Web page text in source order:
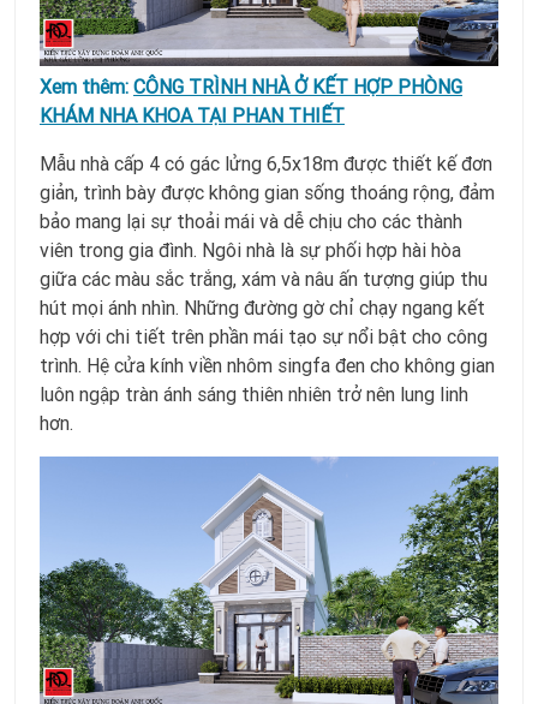
Xem thêm: CÔNG TRÌNH NHÀ Ở KẾT HỢP PHÒNG
KHÁM NHA KHOA TẠI PHAN THIẾT
Mẫu nhà cấp 4 có gác lửng 6,5x18m được thiết kế đơn
giản, trình bày được không gian sống thoáng rộng, đảm
bảo mang lại sự thoải mái và dễ chịu cho các thành
viên trong gia đình. Ngôi nhà là sự phối hợp hài hòa
giữa các màu sắc trắng, xám và nâu ấn tượng giúp thu
hút mọi ánh nhìn. Những đường gờ chỉ chạy ngang kết
hợp với chi tiết trên phần mái tạo sự nổi bật cho công
trình. Hệ cửa kính viền nhôm singfa đen cho không gian
luôn ngập tràn ánh sáng thiên nhiên trở nên lung linh
hơn.